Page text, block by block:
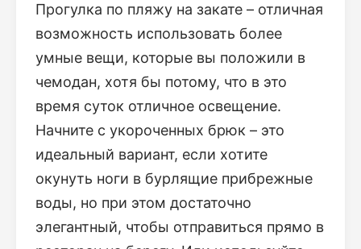
Прогулка по пляжу на закате – отличная
возможность использовать более
умные вещи, которые вы положили в
чемодан, хотя бы потому, что в это
время суток отличное освещение.
Начните с укороченных брюк – это
идеальный вариант, если хотите
окунуть ноги в бурлящие прибрежные
воды, но при этом достаточно
элегантный, чтобы отправиться прямо в